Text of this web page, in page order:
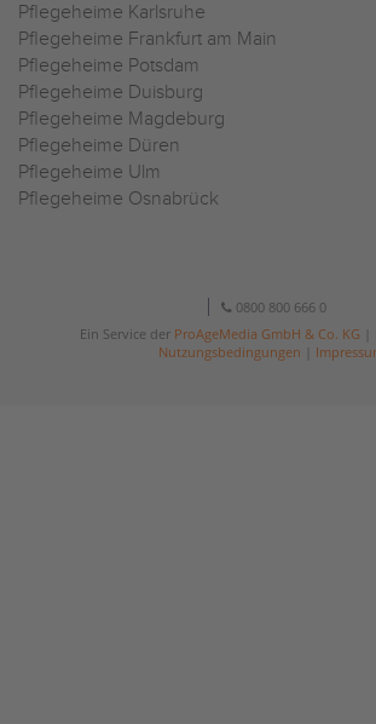
Pflegeheime Karlsruhe
Pflegeheime Frankfurt am Main
Pflegeheime Potsdam
Pflegeheime Duisburg
Pflegeheime Magdeburg
Pflegeheime Düren
Pflegeheime Ulm
Pflegeheime Osnabrück
0800 800 666 0
Ein Service der ProAgeMedia GmbH & Co. KG
Nutzungsbedingungen